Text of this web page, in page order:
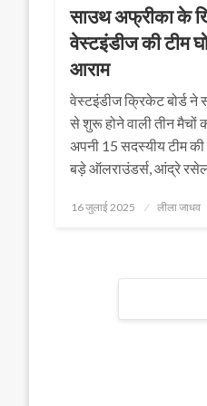
साउथ अफ्रीका के
वेस्टइंडीज की टीम
आराम
वेस्टइंडीज क्रिकेट बोर्ड
से शुरू होने वाली तीन मैचों
अपनी 15 सदस्यीय टीम की
बड़े ऑलराउंडर्स, आंद्रे
Posted
16 जुलाई 2025 लीला जाधव
Posts